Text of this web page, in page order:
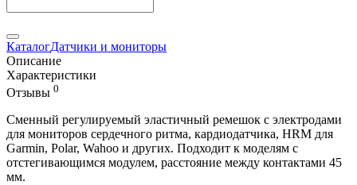
КаталогДатчики и мониторы
Описание
Характеристики
Отзывы 0
Сменный регулируемый эластичный ремешок с электродами
для мониторов сердечного ритма, кардиодатчика, HRM для
Garmin, Polar, Wahoo и других. Подходит к моделям с
отстегивающимся модулем, расстояние между контактами 45
мм.